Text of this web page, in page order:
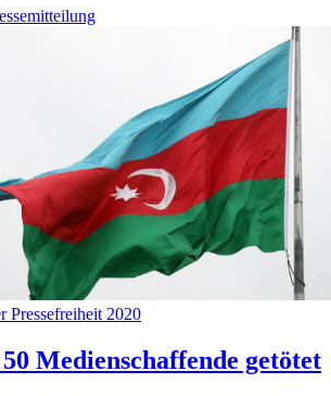
Pressefreiheit 2020
Medienschaffende getötet